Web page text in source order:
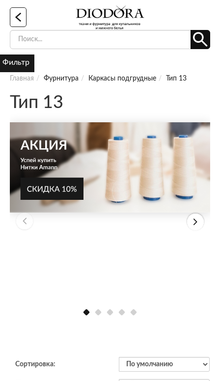
Главная Фурнитура Каркасы подгрудные Тип 13
Тип 13
Сортировка:
Фильтр